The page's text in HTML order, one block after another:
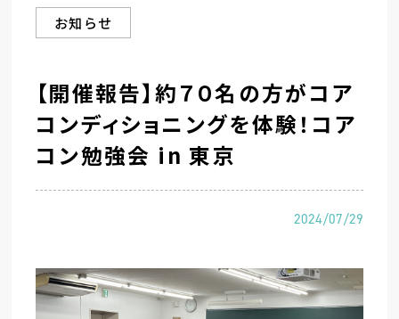
お知らせ
【開催報告】約７０名の方がコア
コンディショニングを体験！コア
コン勉強会 in 東京
2024/07/29